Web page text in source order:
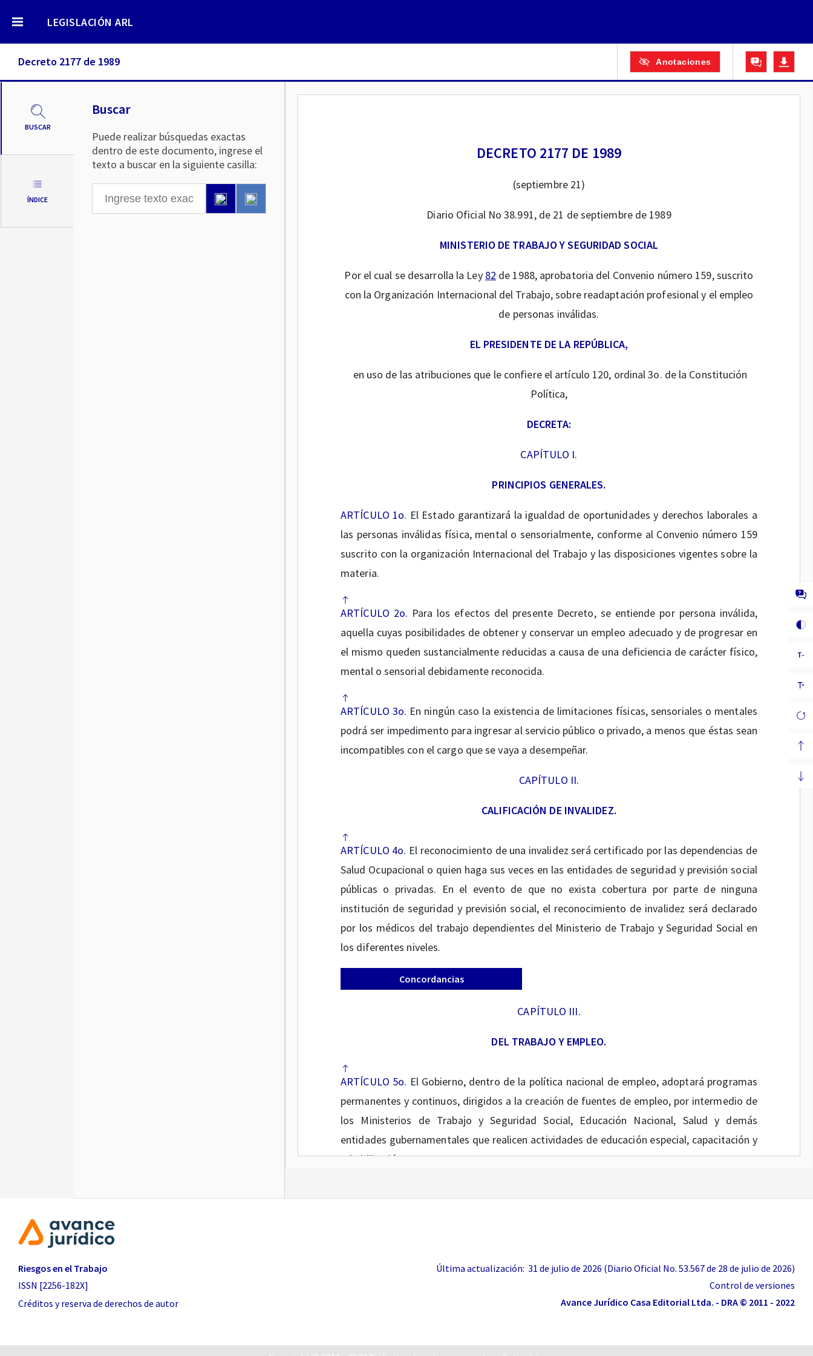
LEGISLACIÓN ARL
Decreto 2177 de 1989 Anotaciones
BUSCAR
ÍNDICE
Buscar
Puede realizar búsquedas exactas
dentro de este documento, ingrese el
texto a buscar en la siguiente casilla:
DECRETO 2177 DE 1989
(septiembre 21)
Diario Oficial No 38.991, de 21 de septiembre de 1989
MINISTERIO DE TRABAJO Y SEGURIDAD SOCIAL
Por el cual se desarrolla la Ley 82 de 1988, aprobatoria del Convenio número 159, suscrito
con la Organización Internacional del Trabajo, sobre readaptación profesional y el empleo
de personas inválidas.
EL PRESIDENTE DE LA REPÚBLICA,
en uso de las atribuciones que le confiere el artículo 120, ordinal 3o. de la Constitución
Política,
DECRETA:
CAPÍTULO I.
PRINCIPIOS GENERALES.
ARTÍCULO 1o. El Estado garantizará la igualdad de oportunidades y derechos laborales a
las personas inválidas física, mental o sensorialmente, conforme al Convenio número 159
suscrito con la organización Internacional del Trabajo y las disposiciones vigentes sobre la
materia.
ARTÍCULO 2o. Para los efectos del presente Decreto, se entiende por persona inválida,
aquella cuyas posibilidades de obtener y conservar un empleo adecuado y de progresar en
el mismo queden sustancialmente reducidas a causa de una deficiencia de carácter físico,
mental o sensorial debidamente reconocida.
ARTÍCULO 3o. En ningún caso la existencia de limitaciones físicas, sensoriales o mentales
podrá ser impedimento para ingresar al servicio público o privado, a menos que éstas sean
incompatibles con el cargo que se vaya a desempeñar.
CAPÍTULO II.
CALIFICACIÓN DE INVALIDEZ.
ARTÍCULO 4o. El reconocimiento de una invalidez será certificado por las dependencias de
Salud Ocupacional o quien haga sus veces en las entidades de seguridad y previsión social
públicas o privadas. En el evento de que no exista cobertura por parte de ninguna
institución de seguridad y previsión social, el reconocimiento de invalidez será declarado
por los médicos del trabajo dependientes del Ministerio de Trabajo y Seguridad Social en
los diferentes niveles.
Concordancias
CAPÍTULO III.
DEL TRABAJO Y EMPLEO.
ARTÍCULO 5o. El Gobierno, dentro de la política nacional de empleo, adoptará programas
permanentes y continuos, dirigidos a la creación de fuentes de empleo, por intermedio de
los Ministerios de Trabajo y Seguridad Social, Educación Nacional, Salud y demás
entidades gubernamentales que realicen actividades de educación especial, capacitación y
rehabilitación.
ARTÍCULO 6o.El Ministerio de Trabajo y Seguridad Social, desarrollará programas
formas de trabajo dependiente, la organización de formas asociativas, microempresas,
grupos cooperativos y precooperativos en procura de trabajo independiente.
Riesgos en el Trabajo
ISSN [2256-182X]
Última actualización: 31 de julio de 2026 (Diario Oficial No. 53.567 de 28 de julio de 2026)
Control de versiones
Créditos y reserva de derechos de autor
Avance Jurídico Casa Editorial Ltda. - DRA © 2011 - 2022